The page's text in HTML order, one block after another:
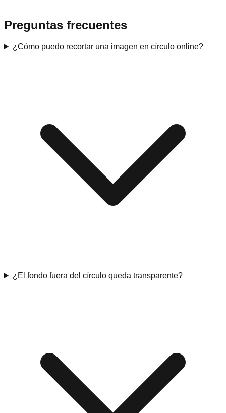
Preguntas frecuentes
¿Cómo puedo recortar una imagen en círculo online?
¿El fondo fuera del círculo queda transparente?